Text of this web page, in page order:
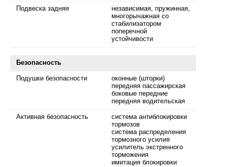
Подвеска задняя
независимая, пружинная,
многорычажная со
стабилизатором
поперечной
устойчивости
Безопасность
Подушки безопасности
оконные (шторки)
передняя пассажирская
боковые передние
передняя водительская
Активная безопасность
система антиблокировки
тормозов
система распределения
тормозного усилия
усилитель экстренного
торможения
имитация блокировки